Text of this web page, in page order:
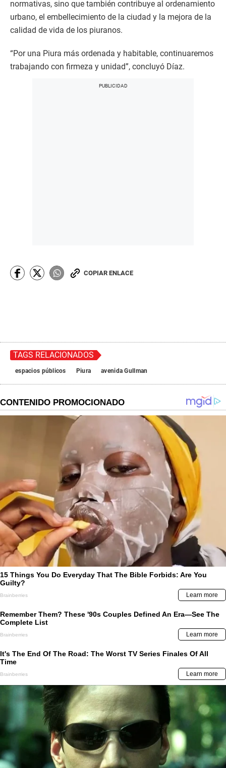
normativas, sino que también contribuye al ordenamiento
urbano, el embellecimiento de la ciudad y la mejora de la
calidad de vida de los piuranos.
“Por una Piura más ordenada y habitable, continuaremos
trabajando con firmeza y unidad”, concluyó Díaz.
COPIAR ENLACE
TAGS RELACIONADOS
espacios públicos Piura avenida Gullman